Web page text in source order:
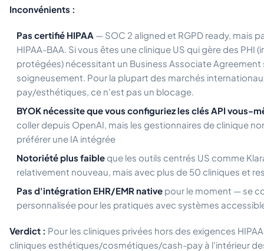
Inconvénients :
Pas certifié HIPAA — SOC 2 aligned et RGPD ready, mais
HIPAA-BAA. Si vous êtes une clinique US qui gère des PHI
protégées) nécessitant un Business Associate Agreement
soigneusement. Pour la plupart des marchés
pay/esthétiques, ce n'est pas un blocage.
BYOK nécessite que vous configuriez les clés API vous-
coller depuis OpenAI, mais les gestionnaires de clinique
préférer une IA intégrée
Notoriété plus faible que les outils centrés US comme
relativement nouveau, mais avec plus de 50 cliniques et
Pas d'intégration EHR/EMR native pour le moment — se
personnalisée pour les pratiques avec systèmes
Verdict : Pour les cliniques privées hors des exigences
cliniques esthétiques/cosmétiques/cash-pay à l'intérieur